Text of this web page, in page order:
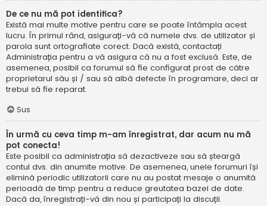
De ce nu mă pot identifica?
Există mai multe motive pentru care se poate întâmpla acest
lucru. În primul rând, asigurați-vă că numele dvs. de utilizator și
parola sunt ortografiate corect. Dacă există, contactați
Administrația pentru a vă asigura că nu a fost exclusă. Este, de
asemenea, posibil ca forumul să fie configurat prost de către
proprietarul său și / sau să aibă defecte în programare, deci ar
trebui să fie reparat.
Sus
În urmă cu ceva timp m-am înregistrat, dar acum nu mă
pot conecta!
Este posibil ca administrația să dezactiveze sau să șteargă
contul dvs. din anumite motive. De asemenea, unele forumuri își
elimină periodic utilizatorii care nu au postat mesaje o anumită
perioadă de timp pentru a reduce greutatea bazei de date.
Dacă da, înregistrați-vă din nou și participați la discuții.